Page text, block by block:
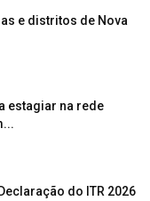
e distritos de Nova
estagiar na rede
do ITR 2026